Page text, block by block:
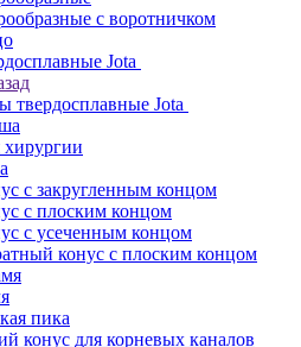
с воротничком
Jota
твердосплавные Jota
хирургии
с закругленным концом
с плоским концом
с усеченным концом
конус с плоским концом
пика
конус для корневых каналов